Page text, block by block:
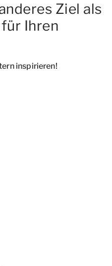
Ziel als
Ihren
inspirieren!